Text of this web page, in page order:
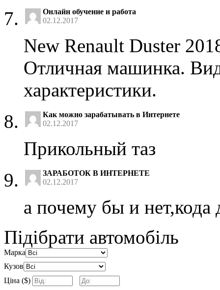
Онлайн обучение и работа
02.12.2017
New Renault Duster
Отличная машинка.
характеристики.
Как можно зарабатывать в Интернете
02.12.2017
Прикольный таз
ЗАРАБОТОК В ИНТЕРНЕТЕ
02.12.2017
а почему бы и нет,кода
Підібрати автомобіль
Марка
Кузов
Ціна ($)